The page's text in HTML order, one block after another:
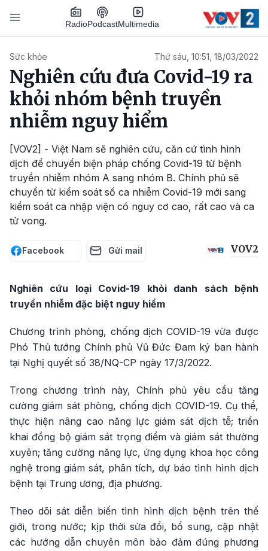
Nhảy đến nội dung
RadioPodcastMultimedia
Sức khỏe Thứ sáu, 10:51, 18/03/2022
Nghiên cứu đưa Covid-19 ra
khỏi nhóm bệnh truyền
nhiễm nguy hiểm
[VOV2] - Việt Nam sẽ nghiên cứu, căn cứ tình hình
dịch để chuyển biện pháp chống Covid-19 từ bệnh
truyền nhiễm nhóm A sang nhóm B. Chính phủ sẽ
chuyển từ kiểm soát số ca nhiễm Covid-19 mới sang
kiểm soát ca nhập viện có nguy cơ cao, rất cao và ca
tử vong.
Facebook Gửi mail VOV2
Nghiên cứu loại Covid-19 khỏi danh sách bệnh
truyền nhiễm đặc biệt nguy hiểm
Chương trình phòng, chống dịch COVID-19 vừa được
Phó Thủ tướng Chính phủ Vũ Đức Đam ký ban hành
tại Nghị quyết số 38/NQ-CP ngày 17/3/2022.
Trong chương trình này, Chính phủ yêu cầu tăng
cường giám sát phòng, chống dịch COVID-19. Cụ thể,
thực hiện nâng cao năng lực giám sát dịch tễ; triển
khai đồng bộ giám sát trọng điểm và giám sát thường
xuyên; tăng cường năng lực, ứng dụng khoa học công
nghệ trong giám sát, phân tích, dự báo tình hình dịch
bệnh tại Trung ương, địa phương.
Theo dõi sát diễn biến tình hình dịch bệnh trên thế
giới, trong nước; kịp thời sửa đổi, bổ sung, cập nhật
các hướng dẫn chuyên môn bảo đảm đúng phương